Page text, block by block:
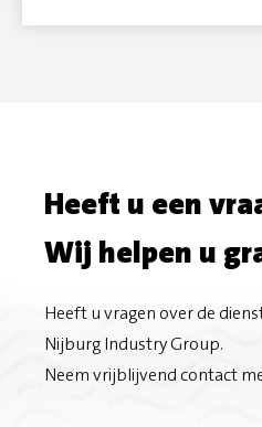
h
o
n
F
a
i
w
Heeft u een
Wij helpen u
Heeft u vragen over de
Nijburg Industry Group.
Neem vrijblijvend contact